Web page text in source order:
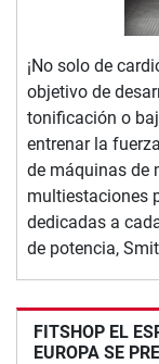
¡No solo de
objetivo de
tonificación o
entrenar la
de máquinas de
multiestaciones
dedicadas a
de potencia,
FITSHOP EL
EUROPA SE